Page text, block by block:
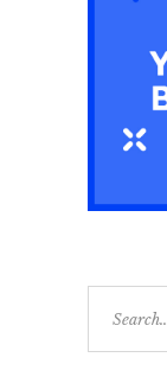
for: